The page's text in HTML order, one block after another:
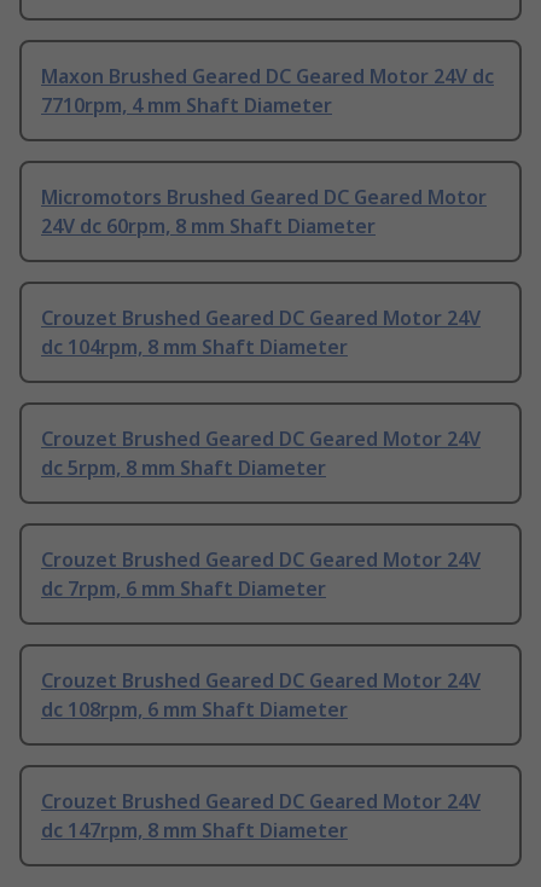
Maxon Brushed Geared DC Geared Motor 24V dc
7710rpm, 4 mm Shaft Diameter
Micromotors Brushed Geared DC Geared Motor
24V dc 60rpm, 8 mm Shaft Diameter
Crouzet Brushed Geared DC Geared Motor 24V
dc 104rpm, 8 mm Shaft Diameter
Crouzet Brushed Geared DC Geared Motor 24V
dc 5rpm, 8 mm Shaft Diameter
Crouzet Brushed Geared DC Geared Motor 24V
dc 7rpm, 6 mm Shaft Diameter
Crouzet Brushed Geared DC Geared Motor 24V
dc 108rpm, 6 mm Shaft Diameter
Crouzet Brushed Geared DC Geared Motor 24V
dc 147rpm, 8 mm Shaft Diameter